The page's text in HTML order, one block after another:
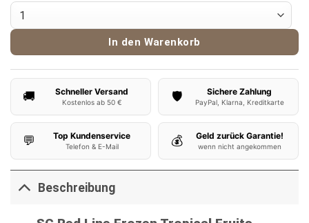
SC Red Line Frozen Tropical Fruits Nikotinsalz Liquid Menge
In den Warenkorb
🚚 Schneller Versand
Kostenlos ab 50 € 🛡️ Sichere Zahlung
PayPal, Klarna, Kreditkarte
💬 Top Kundenservice
Telefon & E-Mail 💰 Geld zurück Garantie!
wenn nicht angekommen
Beschreibung